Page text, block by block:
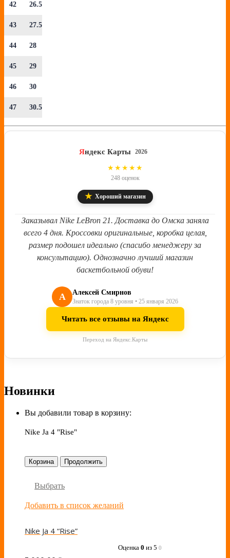
42 26.5
43 27.5
44 28
45 29
46 30
47 30.5
Яндекс Карты 2026
★★★★★
248 оценок
★ Хороший магазин
Заказывал Nike LeBron 21. Доставка до Омска заняла
всего 4 дня. Кроссовки оригинальные, коробка целая,
размер подошел идеально (спасибо менеджеру за
консультацию). Однозначно лучший магазин
баскетбольной обуви!
А Алексей Смирнов
Знаток города 8 уровня • 25 января 2026
Читать все отзывы на Яндекс
Переход на Яндекс.Карты
Новинки
Вы добавили товар в корзину:
Nike Ja 4 "Rise"
Корзина Продолжить
Выбрать
Добавить в список желаний
Nike Ja 4 “Rise”
Оценка 0 из 5 0